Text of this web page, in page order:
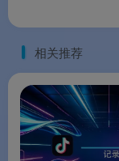
一键关
软件功能
⚙️ 软件功
相关推荐